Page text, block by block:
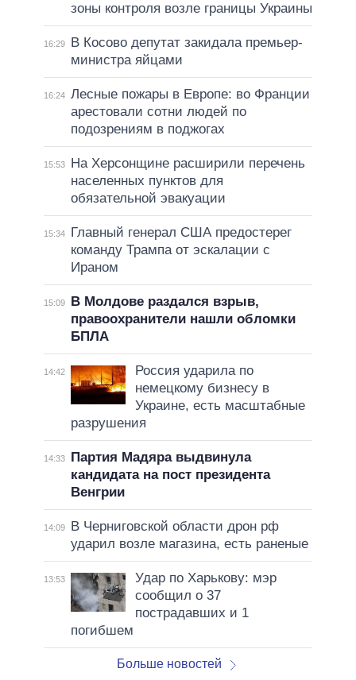
зоны контроля возле границы Украины
16:29
В Косово депутат закидала премьер-
министра яйцами
16:24 Лесные пожары в Европе: во Франции
арестовали сотни людей по
подозрениям в поджогах
15:53
На Херсонщине расширили перечень
населенных пунктов для
обязательной эвакуации
15:34
Главный генерал США предостерег
команду Трампа от эскалации с
Ираном
15:09
В Молдове раздался взрыв,
правоохранители нашли обломки
БПЛА
14:42
Россия ударила по
немецкому бизнесу в
Украине, есть масштабные
разрушения
14:33
Партия Мадяра выдвинула
кандидата на пост президента
Венгрии
14:09
В Черниговской области дрон рф
ударил возле магазина, есть раненые
13:53
Удар по Харькову: мэр
сообщил о 37
пострадавших и 1
погибшем
Больше новостей